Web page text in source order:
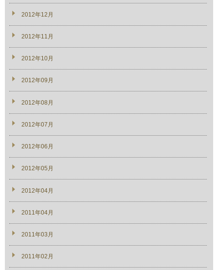
2012年12月
2012年11月
2012年10月
2012年09月
2012年08月
2012年07月
2012年06月
2012年05月
2012年04月
2011年04月
2011年03月
2011年02月